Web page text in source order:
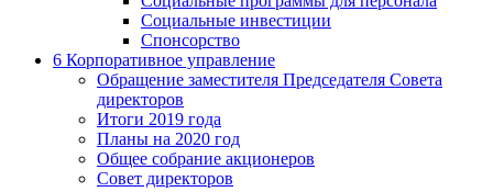
Социальные инвестиции
Спонсорство
6 Корпоративное управление
Обращение заместителя Председателя Совета
директоров
Итоги 2019 года
Планы на 2020 год
Общее собрание акционеров
Совет директоров